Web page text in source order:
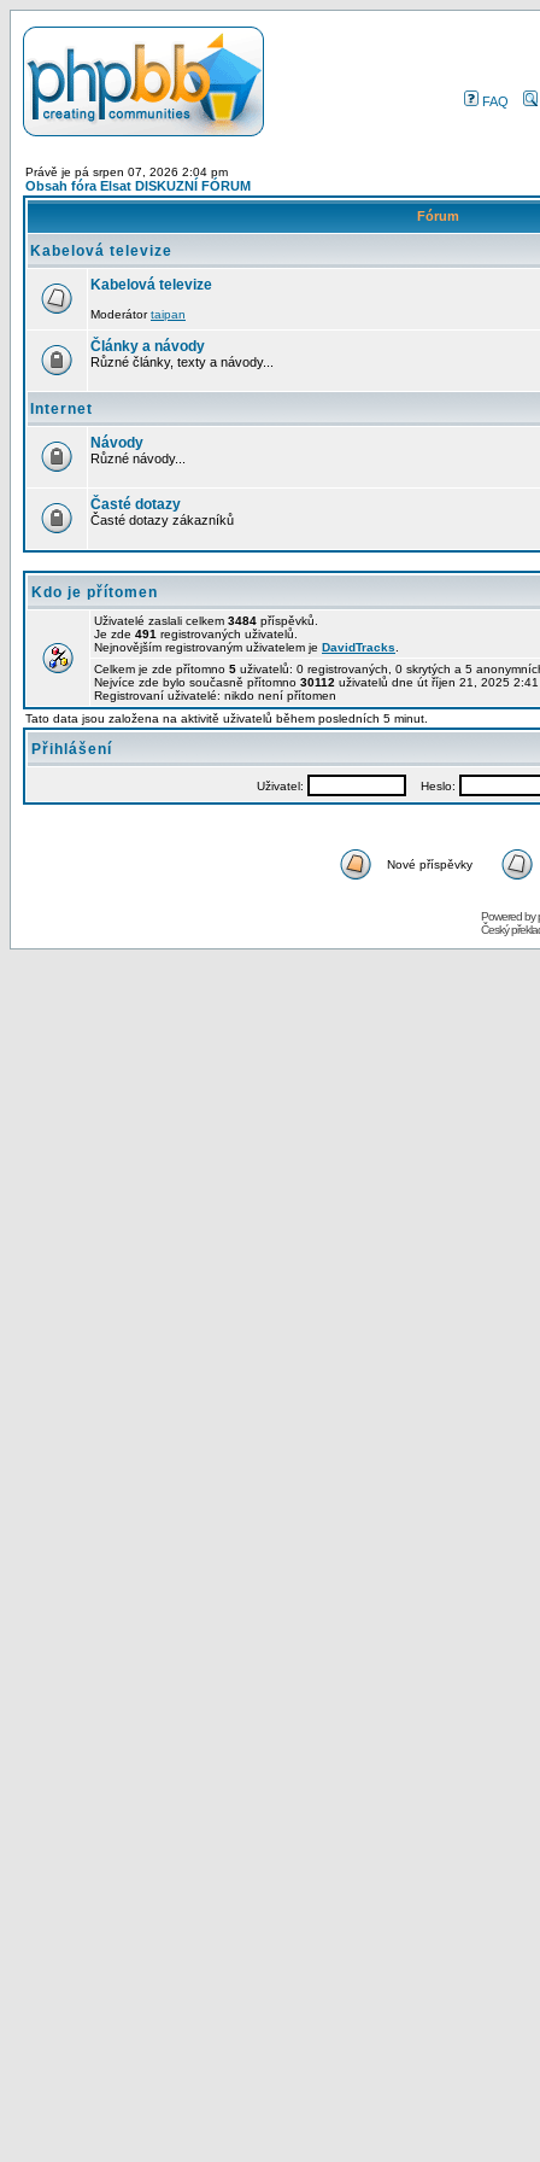
FAQ
Právě je pá srpen 07, 2026 2:04 pm
Obsah fóra Elsat DISKUZNÍ FÓRUM
Fórum
Kabelová televize
Kabelová televize
Moderátortaipan
Články a návody
Různé články, texty a návody...
Internet
Návody
Různé návody...
Časté dotazy
Časté dotazy zákazníků
Kdo je přítomen
Uživatelé zaslali celkem 3484 příspěvků.
Je zde 491 registrovaných uživatelů.
Nejnovějším registrovaným uživatelem je DavidTracks
Celkem je zde přítomno 5 uživatelů: 0 registrovaných, 0 skrytých a 5
Nejvíce zde bylo současně přítomno 30112 uživatelů dne út říjen 21, 2025
Registrovaní uživatelé: nikdo není přítomen
Tato data jsou založena na aktivitě uživatelů během posledních 5 minut.
Přihlášení
Uživatel: Heslo:
Nové příspěvky
Powered by
Český